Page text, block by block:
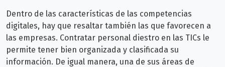
Dentro de las características de las competencias
digitales, hay que resaltar también las que favorecen a
las empresas. Contratar personal diestro en las TICs le
permite tener bien organizada y clasificada su
información. De igual manera, una de sus áreas de